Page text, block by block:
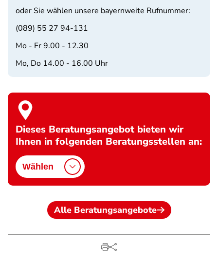
oder Sie wählen unsere bayernweite Rufnummer:
(089) 55 27 94-131
Mo - Fr 9.00 - 12.30
Mo, Do 14.00 - 16.00 Uhr
Dieses Beratungsangebot bieten wir
Ihnen in folgenden Beratungsstellen an:
Wählen
Alle Beratungsangebote